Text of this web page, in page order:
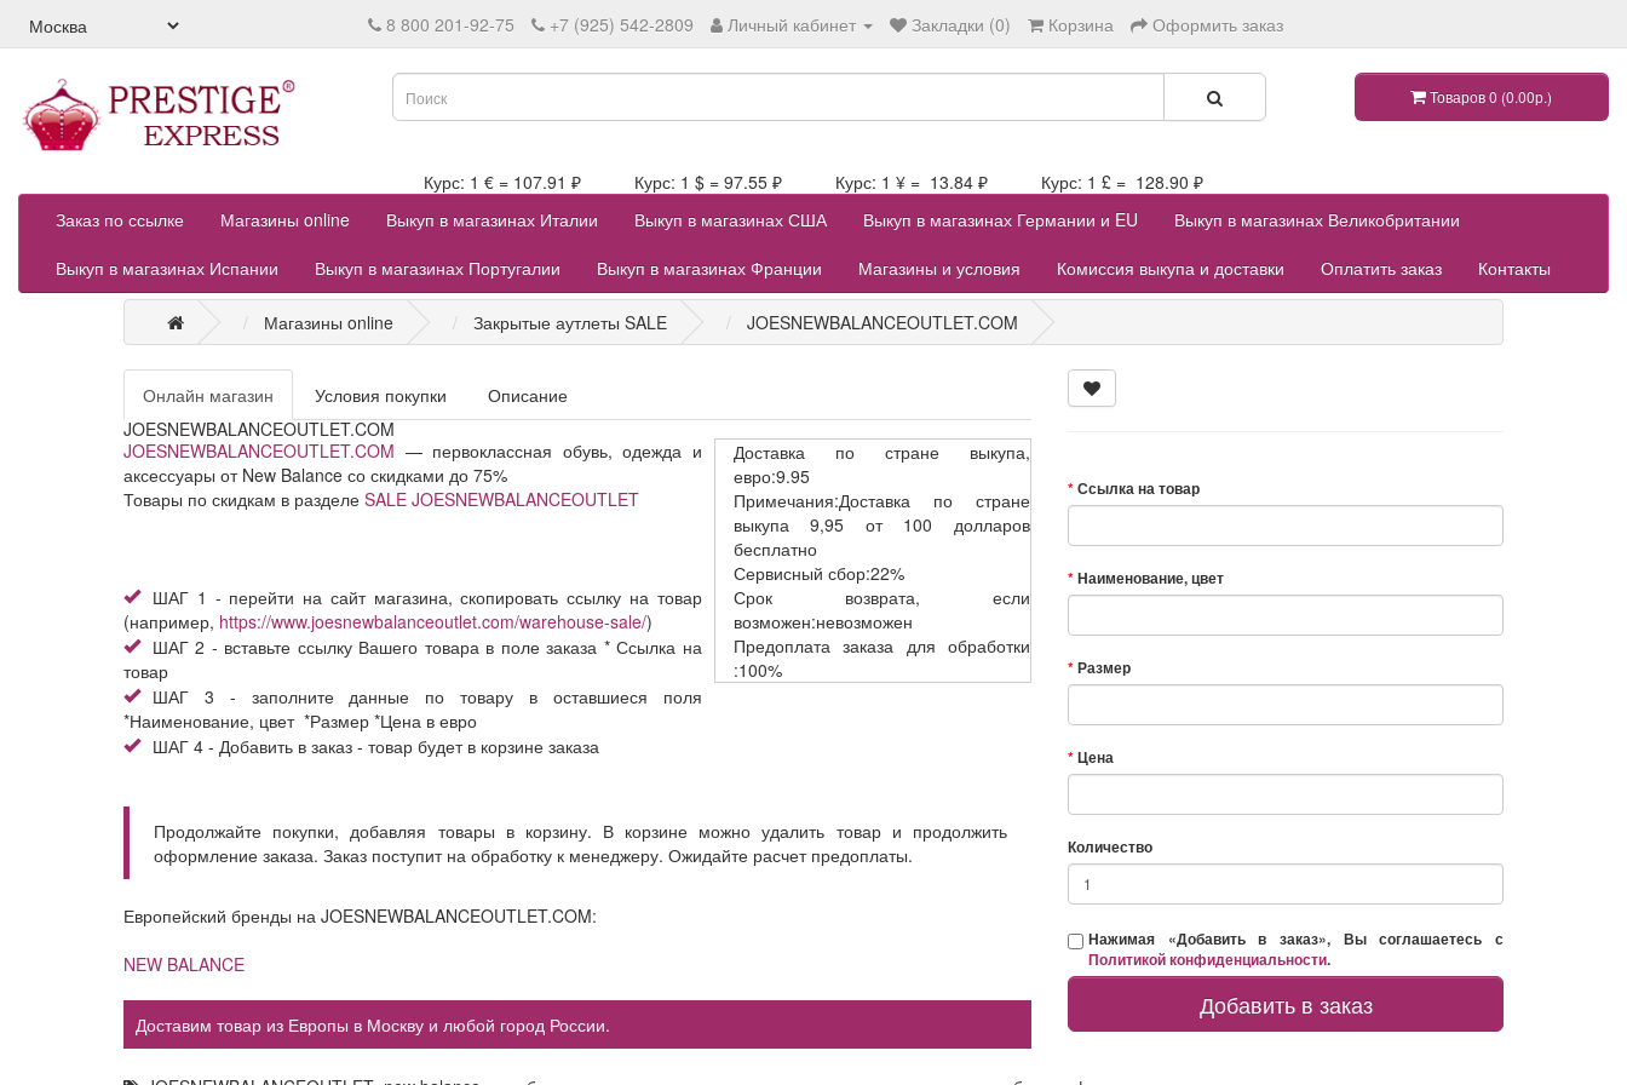
8 800 201-92-75 +7 (925) 542-2809 Личный кабинет Закладки (0) Корзина Оформить заказ
Товаров 0 (0.00р.)
Курс: 1 € = 107.91 ₽ Курс: 1 $ = 97.55 ₽ Курс: 1 ¥ = 13.84 ₽ Курс: 1 £ = 128.90 ₽
Заказ по ссылке
Магазины online Выкуп в магазинах Италии Выкуп в магазинах США Выкуп в магазинах Германии и EU
Выкуп в магазинах Великобритании
Выкуп в магазинах Испании
Выкуп в магазинах Португалии Выкуп в магазинах Франции Магазины и условия Комиссия выкупа и доставки Оплатить заказ Контакты
Магазины online Закрытые аутлеты SALE JOESNEWBALANCEOUTLET.COM
Онлайн магазин Условия покупки
Описание
JOESNEWBALANCEOUTLET.COM
Доставка
по стране выкупа,
евро:9.95
Примечания:Доставка по стране
выкупа 9,95 от 100 долларов
бесплатно
Сервисный сбор:22%
Срок возврата,
если
возможен:невозможен
Предоплата заказа
для обработки
:100%
JOESNEWBALANCEOUTLET.COM — первоклассная обувь, одежда и
аксессуары от New Balance со скидками до 75%
Товары по скидкам в разделе SALE JOESNEWBALANCEOUTLET
ШАГ 1 - перейти на сайт магазина, скопировать ссылку на товар
(например, https://www.joesnewbalanceoutlet.com/warehouse-sale/)
ШАГ 2 - вставьте ссылку Вашего товара в поле заказа * Ссылка на
товар
ШАГ 3 - заполните данные по товару в оставшиеся поля
*Наименование, цвет *Размер *Цена в евро
ШАГ 4 - Добавить в заказ - товар будет в корзине заказа
Продолжайте покупки, добавляя товары в корзину. В корзине можно удалить товар и продолжить
оформление заказа. Заказ поступит на обработку к менеджеру. Ожидайте расчет предоплаты.
Европейский бренды на JOESNEWBALANCEOUTLET.COM:
NEW BALANCE
Доставим товар из Европы в Москву и любой город России.
Ссылка на товар
Наименование, цвет
Размер
Цена
Количество
Нажимая «Добавить в заказ», Вы соглашаетесь с
Политикой конфиденциальности.
Добавить в заказ